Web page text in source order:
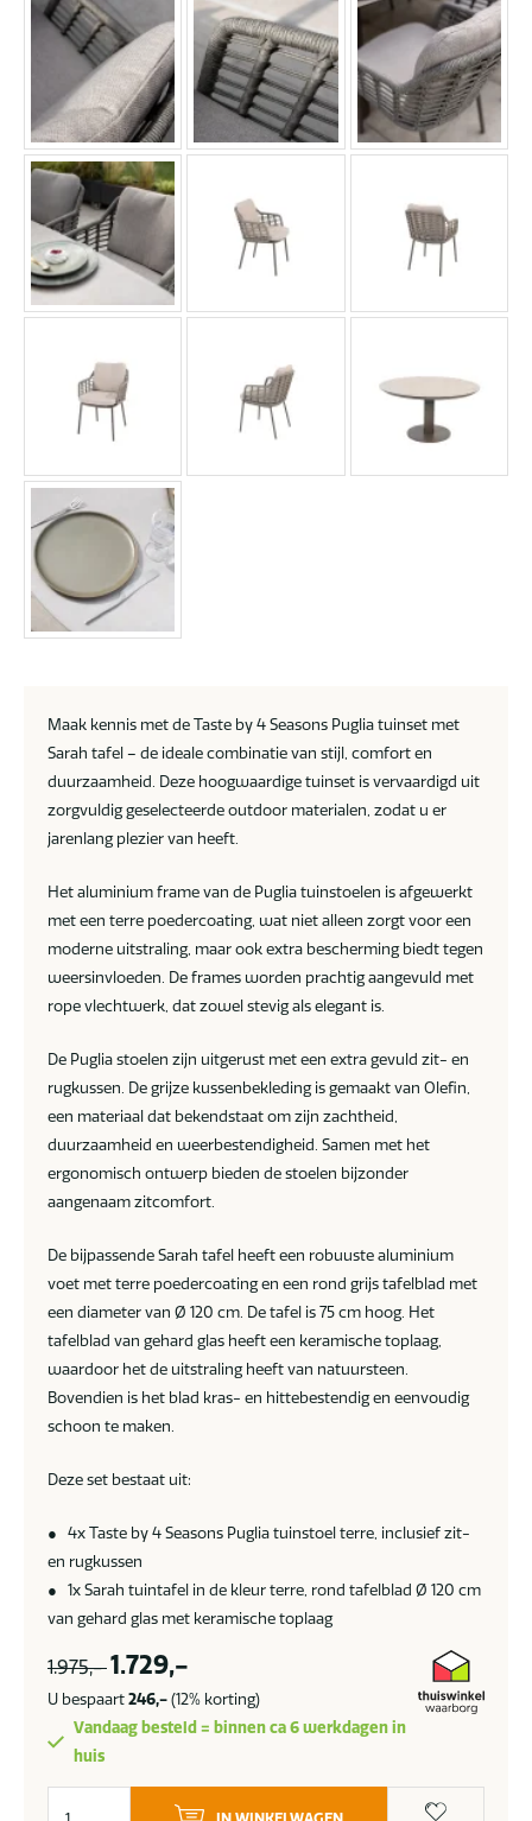
Maak kennis met de Taste by 4 Seasons Puglia tuinset met
Sarah tafel – de ideale combinatie van stijl, comfort en
duurzaamheid. Deze hoogwaardige tuinset is vervaardigd uit
zorgvuldig geselecteerde outdoor materialen, zodat u er
jarenlang plezier van heeft.
Het aluminium frame van de Puglia tuinstoelen is afgewerkt
met een terre poedercoating, wat niet alleen zorgt voor een
moderne uitstraling, maar ook extra bescherming biedt tegen
weersinvloeden. De frames worden prachtig aangevuld met
rope vlechtwerk, dat zowel stevig als elegant is.
De Puglia stoelen zijn uitgerust met een extra gevuld zit- en
rugkussen. De grijze kussenbekleding is gemaakt van Olefin,
een materiaal dat bekendstaat om zijn zachtheid,
duurzaamheid en weerbestendigheid. Samen met het
ergonomisch ontwerp bieden de stoelen bijzonder
aangenaam zitcomfort.
De bijpassende Sarah tafel heeft een robuuste aluminium
voet met terre poedercoating en een rond grijs tafelblad met
een diameter van Ø 120 cm. De tafel is 75 cm hoog. Het
tafelblad van gehard glas heeft een keramische toplaag,
waardoor het de uitstraling heeft van natuursteen.
Bovendien is het blad kras- en hittebestendig en eenvoudig
schoon te maken.
Deze set bestaat uit:
● 4x Taste by 4 Seasons Puglia tuinstoel terre, inclusief zit-
en rugkussen
● 1x Sarah tuintafel in de kleur terre, rond tafelblad Ø 120 cm
van gehard glas met keramische toplaag
1.975,- 1.729,-
U bespaart246,-(12% korting)
Vandaag besteld = binnen ca 6 werkdagen in
huis